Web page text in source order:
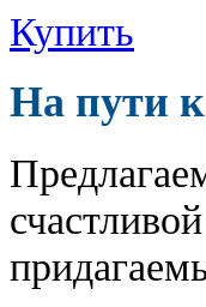
Купить
На пути